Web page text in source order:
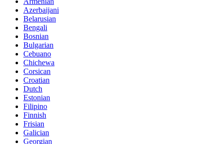
Azerbaijani
Belarusian
Bengali
Bosnian
Bulgarian
Cebuano
Chichewa
Corsican
Croatian
Dutch
Estonian
Filipino
Finnish
Frisian
Galician
Georgian